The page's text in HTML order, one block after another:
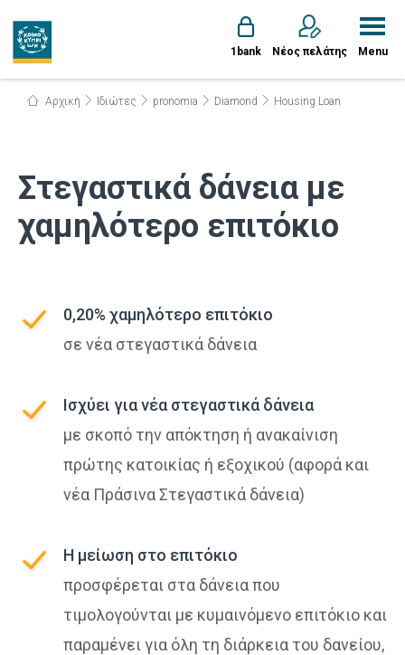
1bank Νέος πελάτης Menu
Αρχική Ιδιώτες pronomia Diamond Housing Loan
Στεγαστικά δάνεια με
χαμηλότερο επιτόκιο
0,20% χαμηλότερο επιτόκιο
σε νέα στεγαστικά δάνεια
Iσχύει για νέα στεγαστικά δάνεια
με σκοπό την απόκτηση ή ανακαίνιση
πρώτης κατοικίας ή εξοχικού (αφορά και
νέα Πράσινα Στεγαστικά δάνεια)
Η μείωση στο επιτόκιο
προσφέρεται στα δάνεια που
τιμολογούνται με κυμαινόμενο επιτόκιο και
παραμένει για όλη τη διάρκεια του δανείου,